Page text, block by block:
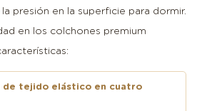
presión en la superficie para dormir.
en los colchones premium
de tejido elástico en cuatro